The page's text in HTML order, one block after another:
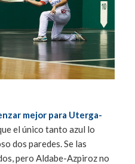
mejor para Uterga-
el único tanto azul lo
dos paredes. Se las
pero Aldabe-Azpiroz no